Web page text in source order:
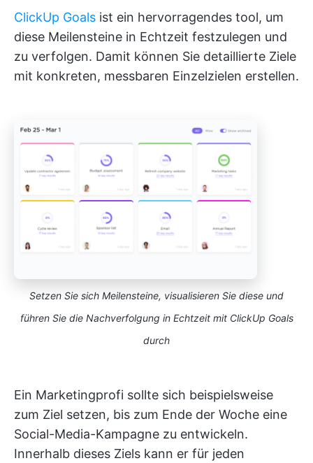
ClickUp Goals ist ein hervorragendes tool, um
diese Meilensteine in Echtzeit festzulegen und
zu verfolgen. Damit können Sie detaillierte Ziele
mit konkreten, messbaren Einzelzielen erstellen.
Setzen Sie sich Meilensteine, visualisieren Sie diese und
führen Sie die Nachverfolgung in Echtzeit mit ClickUp Goals
durch
Ein Marketingprofi sollte sich beispielsweise
zum Ziel setzen, bis zum Ende der Woche eine
Social-Media-Kampagne zu entwickeln.
Innerhalb dieses Ziels kann er für jeden